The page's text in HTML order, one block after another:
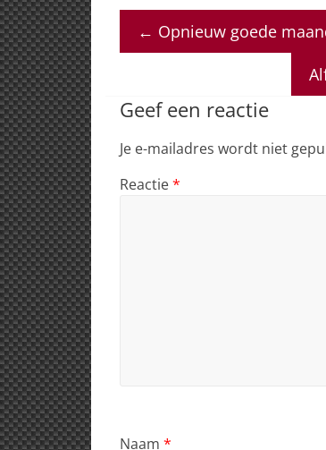
at
s
p
c
e
o
o
k
k
e
n
re
a
d
s
← Opnieuw goede
Geef een reactie
Je e-mailadres wordt niet
Reactie*
Naam *